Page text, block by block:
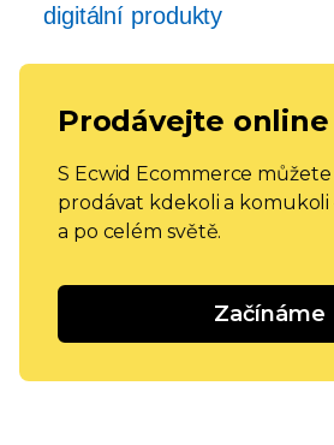
digitální produkty
Prodávejte online
S Ecwid Ecommerce
prodávat kdekoli a komukoli
a po celém světě.
Začínáme